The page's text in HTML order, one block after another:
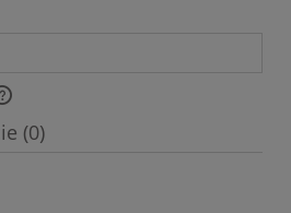
kosztów płatności
(0)